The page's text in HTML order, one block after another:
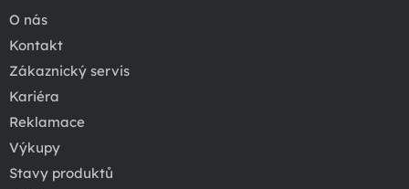
O nás
Kontakt
Zákaznický servis
Kariéra
Reklamace
Výkupy
Stavy produktů